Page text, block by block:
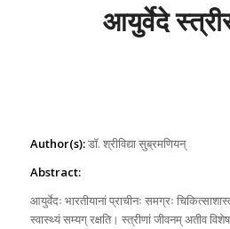
आयुर्वेदे
Author(s):डॉ. श्रीविद्या सुब्रमणियन्
Abstract:
आयुर्वेदः भारतीयानां प्राचीनः समग्रः
स्वास्थ्यं सम्यग् रक्षति। स्त्रीणां जीवनम् अतीव